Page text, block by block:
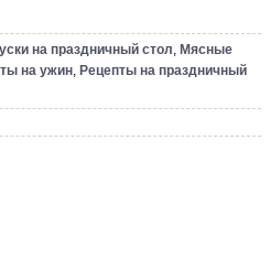
на праздничный стол, Мясные
на ужин, Рецепты на праздничный